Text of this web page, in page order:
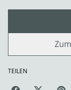
TEILEN